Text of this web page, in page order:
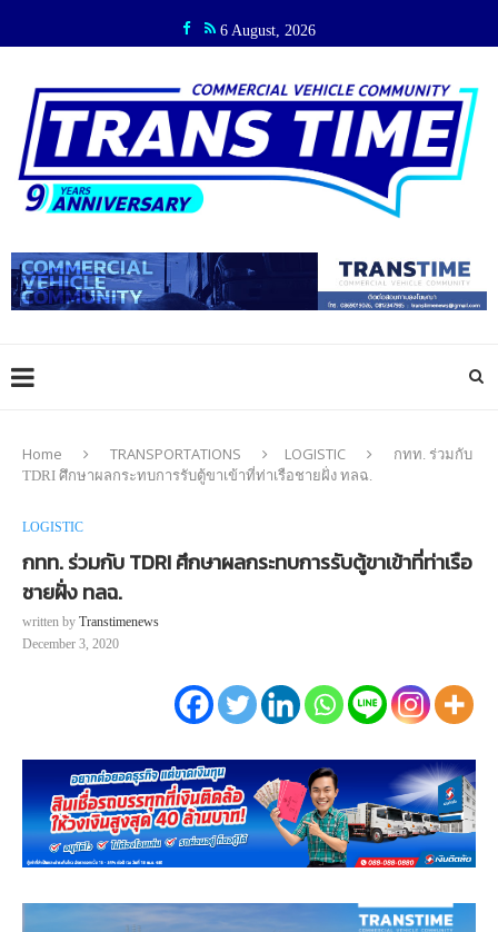
6 August, 2026
Home TRANSPORTATIONS LOGISTIC
กทท. ร่วมกับ
TDRI ศึกษาผลกระทบการรับตู้ขาเข้าที่ท่าเรือชายฝั่ง ทลฉ.
LOGISTIC
กทท. ร่วมกับ TDRI ศึกษาผลกระทบการรับตู้ขาเข้าที่ท่าเรือ
ชายฝั่ง ทลฉ.
written by Transtimenews
December 3, 2020